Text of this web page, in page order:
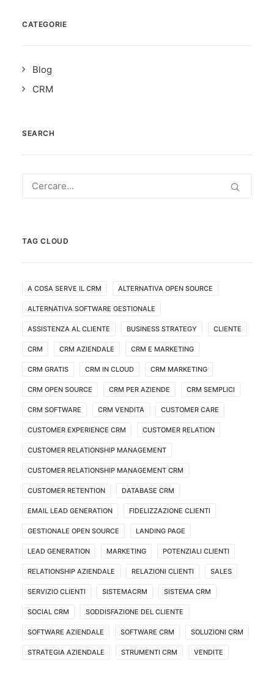
CATEGORIE
Blog
CRM
SEARCH
TAG CLOUD
A COSA SERVE IL CRM ALTERNATIVA OPEN SOURCE
ALTERNATIVA SOFTWARE GESTIONALE
ASSISTENZA AL CLIENTE BUSINESS STRATEGY CLIENTE
CRM CRM AZIENDALE CRM E MARKETING
CRM GRATIS CRM IN CLOUD CRM MARKETING
CRM OPEN SOURCE CRM PER AZIENDE CRM SEMPLICI
CRM SOFTWARE CRM VENDITA CUSTOMER CARE
CUSTOMER EXPERIENCE CRM CUSTOMER RELATION
CUSTOMER RELATIONSHIP MANAGEMENT
CUSTOMER RELATIONSHIP MANAGEMENT CRM
CUSTOMER RETENTION DATABASE CRM
EMAIL LEAD GENERATION FIDELIZZAZIONE CLIENTI
GESTIONALE OPEN SOURCE LANDING PAGE
LEAD GENERATION MARKETING POTENZIALI CLIENTI
RELATIONSHIP AZIENDALE RELAZIONI CLIENTI SALES
SERVIZIO CLIENTI SISTEMACRM SISTEMA CRM
SOCIAL CRM SODDISFAZIONE DEL CLIENTE
SOFTWARE AZIENDALE SOFTWARE CRM SOLUZIONI CRM
STRATEGIA AZIENDALE STRUMENTI CRM VENDITE